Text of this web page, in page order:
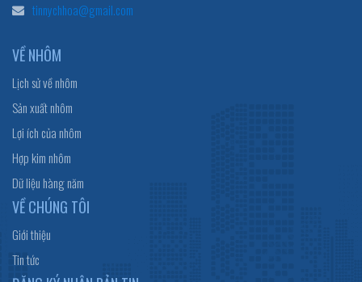
tinnychhoa@gmail.com
VỀ NHÔM
Lịch sử về nhôm
Sản xuất nhôm
Lợi ích của nhôm
Hợp kim nhôm
Dữ liệu hàng năm
VỀ CHÚNG TÔI
Giới thiệu
Tin tức